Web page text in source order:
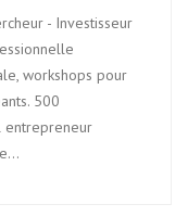
- Investisseur
workshops pour
500
entrepreneur